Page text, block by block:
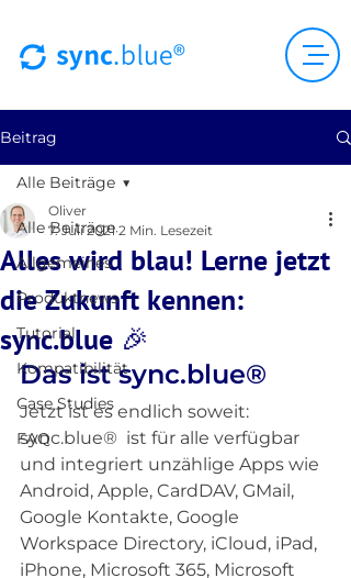
Beitrag
Alle Beiträge
Allgemeines
Produktnews
Tutorial
Kompatibilität
Case Studies
FAQ
Alle Beiträge
Alles wird blau! Lerne jetzt
die Zukunft kennen:
sync.blue 🎉
Oliver
7. Juli 2021 2 Min. Lesezeit
Das ist sync.blue®
Jetzt ist es endlich soweit:
sync.blue®  ist für alle verfügbar
und integriert unzählige Apps wie
Android, Apple, CardDAV, GMail,
Google Kontakte, Google
Workspace Directory, iCloud, iPad,
iPhone, Microsoft 365, Microsoft